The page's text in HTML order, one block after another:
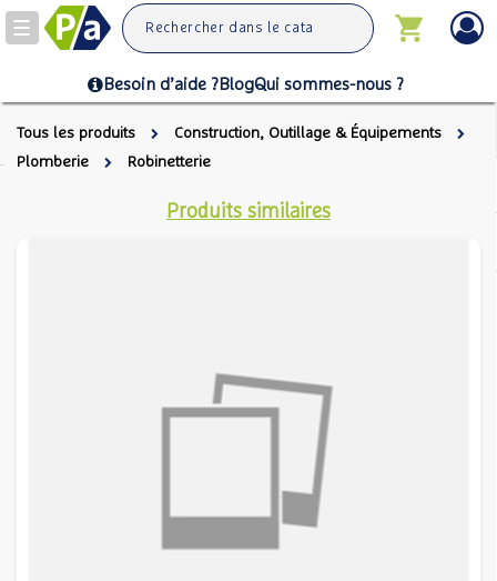
Toggle
navigation
Besoin d’aide ?BlogQui sommes-nous ?
Tous les produits
Construction, Outillage & Équipements
Plomberie
Robinetterie
Produits similaires